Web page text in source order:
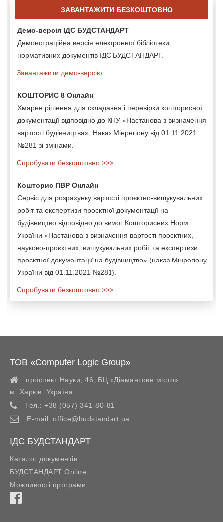
ЗАВАНТАЖИТИ БЕЗКОШТОВНО
Демо-версія ІДС БУДСТАНДАРТ
Демонстраційна версія електронної бібліотеки
нормативних документів ІДС БУДСТАНДАРТ.
Завантажити демо-версію
КОШТОРИС 8 Онлайн
Хмарне рішення для складання і перевірки кошторисної
документації відповідно до КНУ «Настанова з визначення
вартості будівництва», Наказ Мінрегіону від 01.11.2021
№281 зі змінами.
Спробувати безкоштовно >>>
Кошторис ПВР Онлайн
Сервіс для розрахунку вартості проєктно-вишукувальних
робіт та експертизи проєктної документації на
будівництво відповідно до вимог Кошторисних Норм
України «Настанова з визначення вартості проєктних,
науково-проєктних, вишукувальних робіт та експертизи
проєктної документації на будівництво» (наказ Мінрегіону
України від 01.11.2021 №281).
Спробувати безкоштовно >>>
ТОВ «Computer Logic Group»
проспект Науки, 46, БЦ «Діамантове місто»
м. Харків
Україна
Тел.: +38 (057) 341-80-81
E-mail: office@budstandart.ua
ІДС БУДСТАНДАРТ
Каталог документів
БУДСТАНДАРТ Online
Можливості програми